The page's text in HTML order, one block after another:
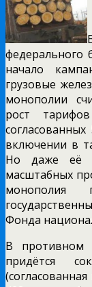
начало
грузовые
монополии
рост
согласованных
включении в
Но даже её
масштабных
монополия
Фонда
В противном
придётся